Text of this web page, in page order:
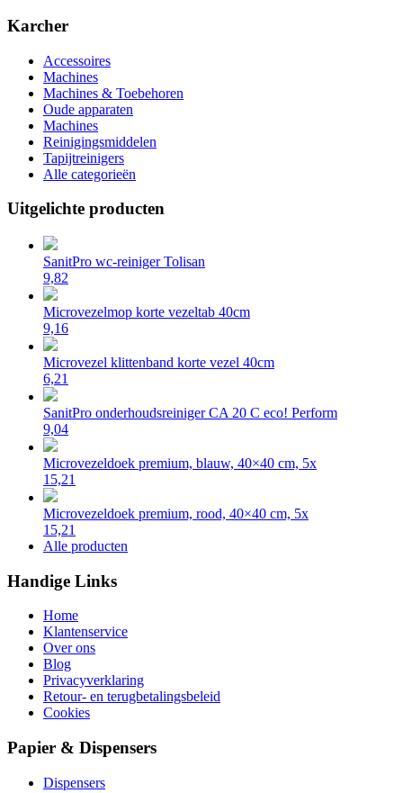
Karcher
Accessoires
Machines
Machines & Toebehoren
Oude apparaten
Machines
Reinigingsmiddelen
Tapijtreinigers
Alle categorieën
Uitgelichte producten
SanitPro wc-reiniger Tolisan
9,82
Microvezelmop korte vezeltab 40cm
9,16
Microvezel klittenband korte vezel 40cm
6,21
SanitPro onderhoudsreiniger CA 20 C eco! Perform
9,04
Microvezeldoek premium, blauw, 40×40 cm, 5x
15,21
Microvezeldoek premium, rood, 40×40 cm, 5x
15,21
Alle producten
Handige Links
Home
Klantenservice
Over ons
Blog
Privacyverklaring
Retour- en terugbetalingsbeleid
Cookies
Papier & Dispensers
Dispensers